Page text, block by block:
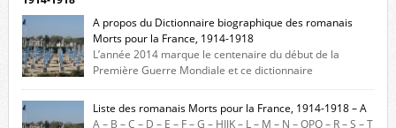
A propos du Dictionnaire biographique des romanais
Morts pour la France, 1914-1918
L’année 2014 marque le centenaire du début de la
Première Guerre Mondiale et ce dictionnaire
biographique veut rendre hommage aux romanais Morts pour la
France durant ce conflit. La base de cette recherche historique est
constituée des noms gravés sur les plaques commémoratives de
Liste des romanais Morts pour la France, 1914-1918 – A
A – B – C – D – E – F – G – HIJK – L – M – N – OPQ – R – S – T